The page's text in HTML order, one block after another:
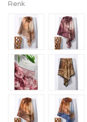
Renk